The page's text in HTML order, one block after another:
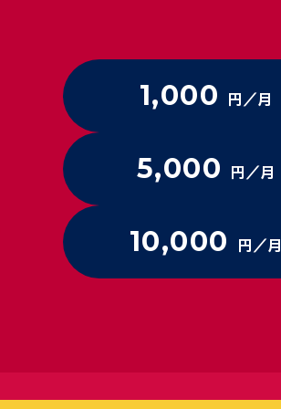
1,000 円／月
5,000 円／月
10,000 円／月